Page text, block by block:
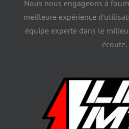
Nous nous engageons à
meilleure expérience
équipe experte dans le
écoute.